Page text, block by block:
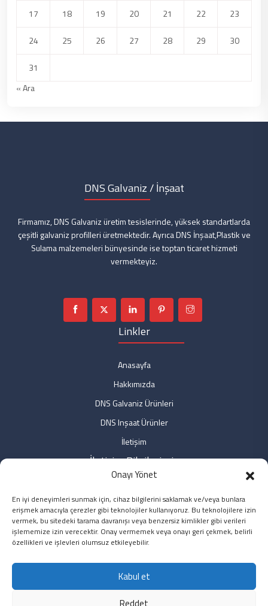
Onayı Yönet
En iyi deneyimleri sunmak için, cihaz bilgilerini saklamak ve/veya bunlara
erişmek amacıyla çerezler gibi teknolojiler kullanıyoruz. Bu teknolojilere izin
vermek, bu sitedeki tarama davranışı veya benzersiz kimlikler gibi verileri
işlememize izin verecektir. Onay vermemek veya onayı geri çekmek, belirli
özellikleri ve işlevleri olumsuz etkileyebilir.
Kabul et
Reddet
17 18 19 20 21 22 23
24 25 26 27 28 29 30
31
« Ara
DNS Galvaniz / İnşaat
Firmamız, DNS Galvaniz üretim tesislerinde, yüksek standartlarda
çeşitli galvaniz profilleri üretmektedir. Ayrıca DNS İnşaat,Plastik ve
Sulama malzemeleri bünyesinde ise toptan ticaret hizmeti
vermekteyiz.
Linkler
Anasayfa
Hakkımızda
DNS Galvaniz Ürünleri
DNS Inşaat Ürünler
İletişim
İletişim Bilgilerimiz
Fabrika: Fabrika: Özdemir Mah. No: 9 Bağlar/DİYARBAKIR
Ofis: Özdemir Mah. No: 3/2 Bağlar/DİYARBAKIR
Ofis: Yeni Sahra Mah. No: 2 Ataşehir/İSTANBUL
0850 5496251 / 0412 2247236
Pzt. - Cmt. 8:00 - 19:00